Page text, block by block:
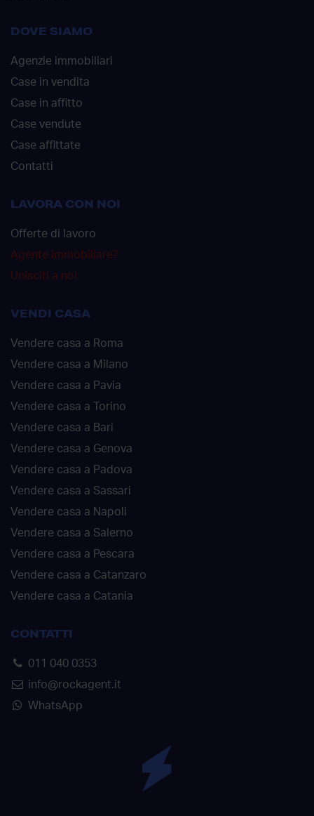
DOVE SIAMO
Agenzie immobiliari
Case in vendita
Case in affitto
Case vendute
Case affittate
Contatti
LAVORA CON NOI
Offerte di lavoro
Agente immobiliare?
Unisciti a noi
VENDI CASA
Vendere casa a Roma
Vendere casa a Milano
Vendere casa a Pavia
Vendere casa a Torino
Vendere casa a Bari
Vendere casa a Genova
Vendere casa a Padova
Vendere casa a Sassari
Vendere casa a Napoli
Vendere casa a Salerno
Vendere casa a Pescara
Vendere casa a Catanzaro
Vendere casa a Catania
CONTATTI
011 040 0353
info@rockagent.it
WhatsApp